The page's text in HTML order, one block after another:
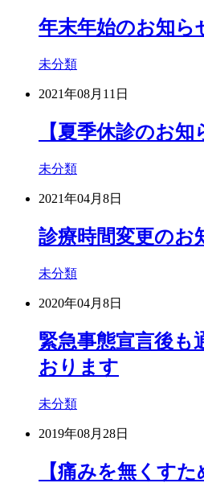
年末年始のお知ら
未分類
2021年08月11日
【夏季休診のお知
未分類
2021年04月8日
診療時間変更のお
未分類
2020年04月8日
緊急事態宣言後も
おります
未分類
2019年08月28日
【痛みを無くす